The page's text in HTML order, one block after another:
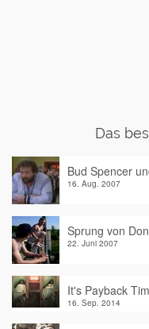
Das
Bud Spencer
16. Aug. 2007
Sprung von
22. Juni 2007
It's Payback
16. Sep. 2014